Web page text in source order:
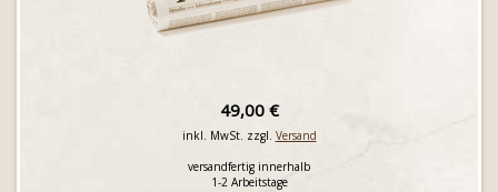
49,00 €
inkl. MwSt. zzgl. Versand
versandfertig innerhalb
1-2 Arbeitstage